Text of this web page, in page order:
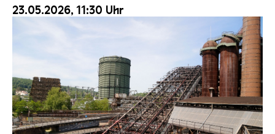
23.05.2026, 11:30 Uhr